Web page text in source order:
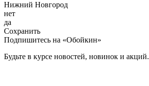
Нижний Новгород
нет
да
Сохранить
Подпишитесь на «Обойкин»
Будьте в курсе новостей, новинок и акций.